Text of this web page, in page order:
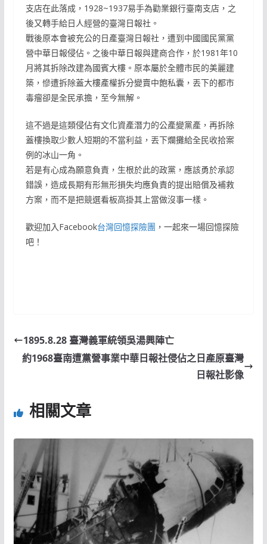
支店在此落成，1928~1937易手為勸業銀行臺南支店，之
後又轉手給日人經營的臺灣日報社。
戰後原本會被充公的日產臺灣日報社，遭到中國國民黨黨
營中華日報侵佔。之後中華日報與建商合作，於1981年10
月將其拆除改建為國賓大樓。原本屬於全體市民的美麗建
築，慘遭拆除蓋大樓產權拆分變賣中飽私囊，丟下的都市
毒瘤卻是全民承擔，至今無解。
這不過是這類侵佔有文化資產潛力的公產變黨產，再拆除
蓋樓換取少數人短期的不當利益，丟下爛攤給全民收拾案
例的冰山一角。
若是有心成為願意負責，生根於此的政黨，應該勇於承認
錯誤，造成長期有形無形損失均應負責的提出賠償及補救
方案，而不是把競選看板高掛其上當做沒事一樣。
歡迎加入Facebook台灣回憶探險團 ，一起來一場回憶探險
吧！
1895.8.28 臺灣義軍統領吳湯興陣亡
約1968臺南遭黨營事業中華日報社侵佔之日產原臺灣
日報社影像
相關文章